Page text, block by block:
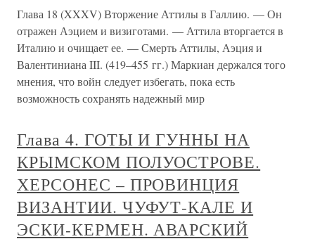
Глава 18 (XXXV) Вторжение Аттилы в Галлию. — Он
отражен Аэцием и визиготами. — Аттила вторгается в
Италию и очищает ее. — Смерть Аттилы, Аэция и
Валентиниана III. (419–455 гг.) Маркиан держался того
мнения, что войн следует избегать, пока есть
возможность сохранять надежный мир
Глава 4. ГОТЫ И ГУННЫ НА
КРЫМСКОМ ПОЛУОСТРОВЕ.
ХЕРСОНЕС – ПРОВИНЦИЯ
ВИЗАНТИИ. ЧУФУТ-КАЛЕ И
ЭСКИ-КЕРМЕН. АВАРСКИЙ